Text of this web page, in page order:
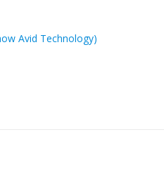
Avid Technology)